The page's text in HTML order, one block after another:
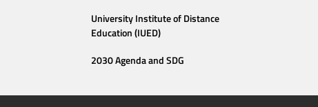
University Institute of Distance
Education (IUED)
2030 Agenda and SDG